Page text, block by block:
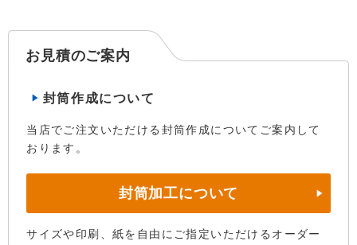
お見積のご案内
封筒作成について
当店でご注文いただける封筒作成についてご案内して
おります。
封筒加工について
サイズや印刷、紙を自由にご指定いただけるオーダー